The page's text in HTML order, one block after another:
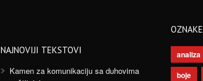
NAJNOVIJI TEKSTOVI
Kamen za komunikaciju sa duhovima
OZNAKE
analiza
boje